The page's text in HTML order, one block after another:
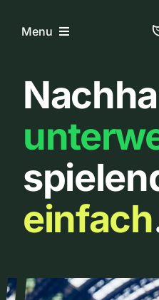
InhaltMenu
Home
Über uns
Urbanlist
einfach